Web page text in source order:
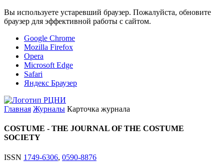
Вы используете устаревший браузер. Пожалуйста, обновите
браузер для эффективной работы с сайтом.
Google Chrome
Mozilla Firefox
Opera
Microsoft Edge
Safari
Яндекс Браузер
Главная Журналы Карточка журнала
COSTUME - THE JOURNAL OF THE COSTUME
SOCIETY
ISSN 1749-6306, 0590-8876